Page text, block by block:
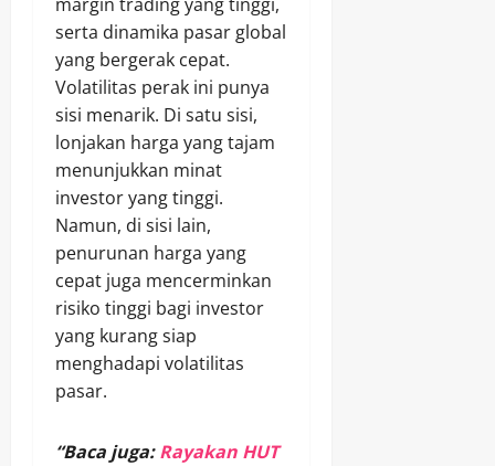
serta dinamika pasar global
yang bergerak cepat.
Volatilitas perak ini punya
sisi menarik. Di satu sisi,
lonjakan harga yang tajam
menunjukkan minat
investor yang tinggi.
Namun, di sisi lain,
penurunan harga yang
cepat juga mencerminkan
risiko tinggi bagi investor
yang kurang siap
menghadapi volatilitas
pasar.
“Baca juga:Rayakan HUT